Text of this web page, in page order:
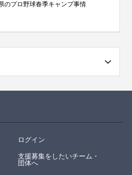
のプロ野球春季キャンプ事情
ログイン
支援募集をしたいチーム・
団体へ